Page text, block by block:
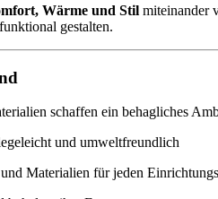
Wärme und Stil miteinander
gestalten.
schaffen ein behagliches
und umweltfreundlich
Materialien für jeden